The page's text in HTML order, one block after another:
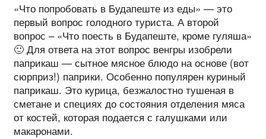
«Что попробовать в Будапеште из еды» — это
первый вопрос голодного туриста. А второй
вопрос – «Что поесть в Будапеште, кроме гуляша»
🙂 Для ответа на этот вопрос венгры изобрели
паприкаш — сытное мясное блюдо на основе (вот
сюрприз!) паприки. Особенно популярен куриный
паприкаш. Это курица, безжалостно тушеная в
сметане и специях до состояния отделения мяса
от костей, которая подается с галушками или
макаронами.